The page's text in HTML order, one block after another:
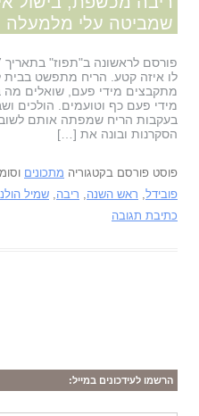
שמביטה עלי מלמעלה
לו איזה קטע. הריח מתפשט בבית
מתקבצים מידי פעם, שואלים מה
מידי פעם כף וטועמים. הולכים
בעקבות הריח שמפתה אותם
הסקרנות ובונה את […]
פוסט פורסם בקטגוריה מתכונים
פובידל, ראש השנה, ריבה, שמיל
כתיבת תגובה
הרשמו לעידכונים במייל: